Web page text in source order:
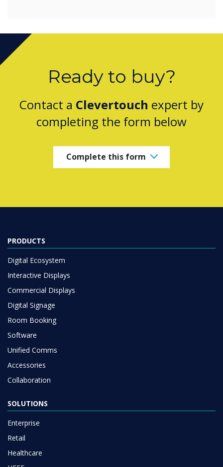
Ready to buy?
Contact a Clevertouch expert by
completing the form below
Complete this form
PRODUCTS
Digital Ecosystem
Interactive Displays
Commercial Displays
Digital Signage
Room Booking
Software
Unified Comms
Accessories
Collaboration
SOLUTIONS
Enterprise
Retail
Healthcare